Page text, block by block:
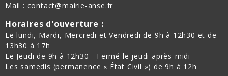
Mail : contact@mairie-anse.fr
Horaires d'ouverture :
Le lundi, Mardi, Mercredi et Vendredi de 9h à 12h30 et de
13h30 à 17h
Le Jeudi de 9h à 12h30 - Fermé le jeudi après-midi
Les samedis (permanence « État Civil ») de 9h à 12h